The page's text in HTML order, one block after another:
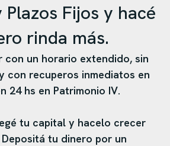
Fijos y hacé
rinda más.
con un horario extendido, sin
con recuperos inmediatos en
24 hs en Patrimonio IV.
tu capital y hacelo crecer
tu dinero por un